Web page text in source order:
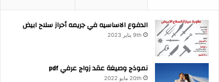
الدفوع الاساسيه في جريمه أحراز سلاح ابيض
9th يناير 2023
نموذج وصيغة عقد زواج عرفي pdf
20th مايو 2022